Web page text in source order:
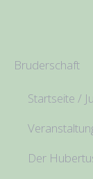
Bruderschaft
Startseite /
Der